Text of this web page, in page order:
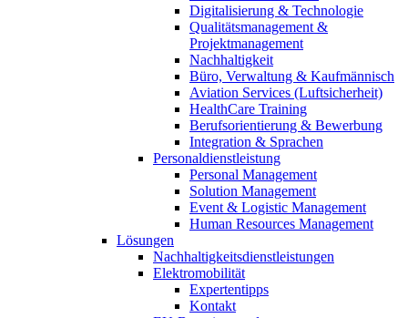
Digitalisierung & Technologie
Qualitätsmanagement &
Projektmanagement
Nachhaltigkeit
Büro, Verwaltung & Kaufmännisch
Aviation Services (Luftsicherheit)
HealthCare Training
Berufsorientierung & Bewerbung
Integration & Sprachen
Personaldienstleistung
Personal Management
Solution Management
Event & Logistic Management
Human Resources Management
Lösungen
Nachhaltigkeitsdienstleistungen
Elektromobilität
Expertentipps
Kontakt